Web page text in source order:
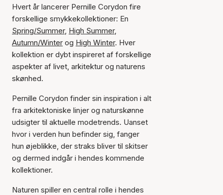
Hvert år lancerer Pernille Corydon fire
forskellige smykkekollektioner: En
Spring/Summer, High Summer,
Autumn/Winter og High Winter. Hver
kollektion er dybt inspireret af forskellige
aspekter af livet, arkitektur og naturens
skønhed.
Pernille Corydon finder sin inspiration i alt
fra arkitektoniske linjer og naturskønne
udsigter til aktuelle modetrends. Uanset
hvor i verden hun befinder sig, fanger
hun øjeblikke, der straks bliver til skitser
og dermed indgår i hendes kommende
kollektioner.
Naturen spiller en central rolle i hendes